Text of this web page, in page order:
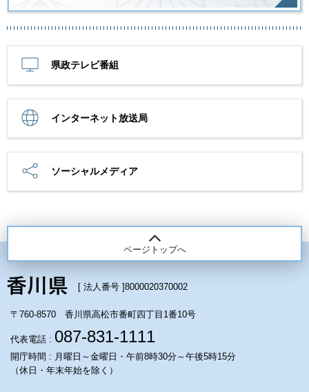
県政テレビ番組
インターネット放送局
ソーシャルメディア
ページトップへ
[ 法人番号 ]8000020370002
〒760-8570 香川県高松市番町四丁目1番10号
代表電話 : 087-831-1111
開庁時間 : 月曜日～金曜日・午前8時30分～午後5時15分
（休日・年末年始を除く）